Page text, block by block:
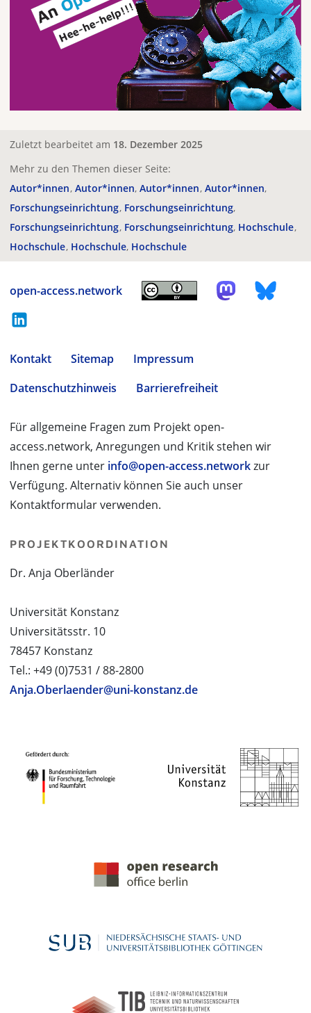
Zuletzt bearbeitet am 18. Dezember 2025
Mehr zu den Themen dieser Seite:
Autor*innen Autor*innen Autor*innen Autor*innen
Forschungseinrichtung Forschungseinrichtung
Forschungseinrichtung Forschungseinrichtung Hochschule
Hochschule Hochschule Hochschule
open-access.network
Kontakt Sitemap
Impressum
Datenschutzhinweis
Barrierefreiheit
Für allgemeine Fragen zum Projekt open-
access.network, Anregungen und Kritik stehen wir
Ihnen gerne unter info@open-access.networkzur
Verfügung. Alternativ können Sie auch unser
Kontaktformular verwenden.
PROJEKTKOORDINATION
Dr. Anja Oberländer
Universität Konstanz
Universitätsstr. 10
78457 Konstanz
Tel.: +49 (0)7531 / 88-2800
Anja.Oberlaender@uni-konstanz.de